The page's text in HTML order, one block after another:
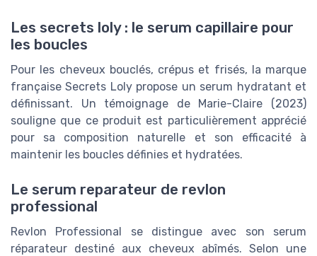
Les secrets loly : le serum capillaire pour
les boucles
Pour les cheveux bouclés, crépus et frisés, la marque
française Secrets Loly propose un serum hydratant et
définissant. Un témoignage de Marie-Claire (2023)
souligne que ce produit est particulièrement apprécié
pour sa composition naturelle et son efficacité à
maintenir les boucles définies et hydratées.
Le serum reparateur de revlon
professional
Revlon Professional se distingue avec son serum
réparateur destiné aux cheveux abîmés. Selon une